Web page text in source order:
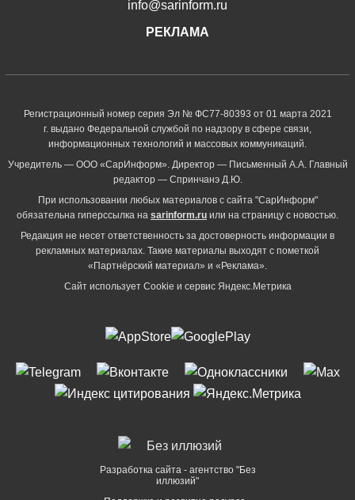
info@sarinform.ru
РЕКЛАМА
Регистрационный номер серия Эл № ФС77-80393 от 01 марта 2021
г. выдано Федеральной службой по надзору в сфере связи,
информационных технологий и массовых коммуникаций.
Учредитель — ООО «СарИнформ». Директор — Письменный А.А. Главный
редактор — Спринчанэ Д.Ю.
При использовании любых материалов с сайта "СарИнформ"
обязательна гиперссылка на sarinform.ru или на страницу с новостью.
Редакция не несет ответственность за достоверность информации в
рекламных материалах. Такие материалы выходят с пометкой
«Партнёрский материал» и «Реклама».
Сайт использует Cookie и сервиc Яндекс.Метрика
Разработка сайта - агентство "Без
иллюзий"